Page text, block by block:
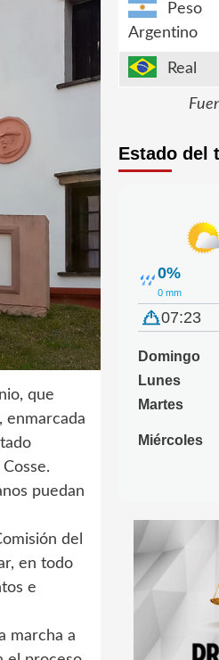
que
enmarcada
puedan
del
en todo
e
marcha a
Peso
Argentino
Real
Estado del
0%
0 mm
07:23
Domingo
Lunes
Martes
Miércoles